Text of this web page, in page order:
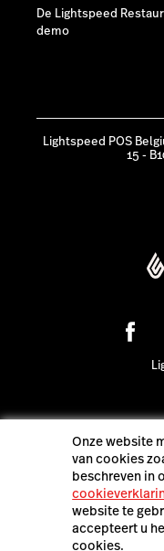
De Lightspeed
demo
Lightspeed POS
15 -
Onze website
van cookies
beschreven in
website te
accepteert u
cookies.